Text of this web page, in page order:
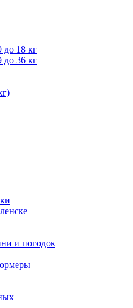
до 18 кг
до 36 кг
и погодок